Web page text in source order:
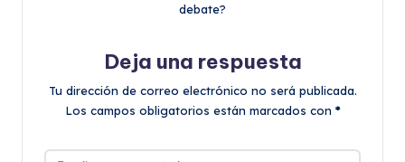
debate?
Deja una respuesta
Tu dirección de correo electrónico no será publicada.
Los campos obligatorios están marcados con *